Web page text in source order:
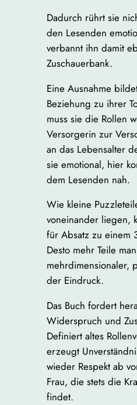
Dadurch rührt sie
den Lesenden
verbannt ihn damit
Zuschauerbank.
Eine Ausnahme
Beziehung zu ihrer
muss sie die Rollen
Versorgerin zur
an das Lebensalter
sie emotional, hier
dem Lesenden nah.
Wie kleine
voneinander liegen,
für Absatz zu einem
Desto mehr Teile
mehrdimensionaler,
der Eindruck.
Das Buch fordert
Widerspruch und
Definiert altes
erzeugt
wieder Respekt ab
Frau, die stets die
findet.